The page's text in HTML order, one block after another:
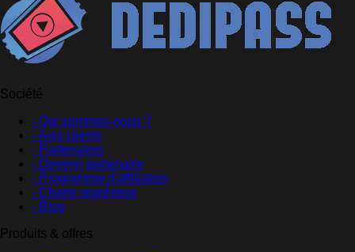
Société
- Qui sommes-nous ?
- Avis clients
- Partenaires
- Devenir partenaire
- Programme d'affiliation
- Charte graphique
- Blog
Produits & offres